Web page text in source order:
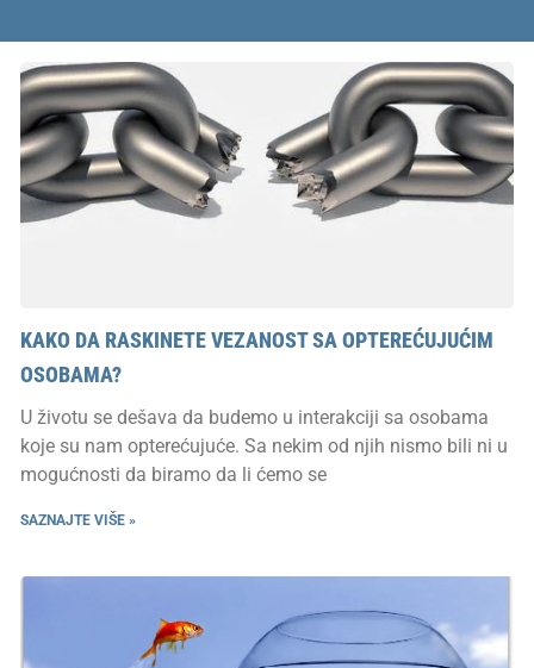
KAKO DA RASKINETE VEZANOST SA OPTEREĆUJUĆIM
OSOBAMA?
U životu se dešava da budemo u interakciji sa osobama
koje su nam opterećujuće. Sa nekim od njih nismo bili ni u
mogućnosti da biramo da li ćemo se
SAZNAJTE VIŠE »